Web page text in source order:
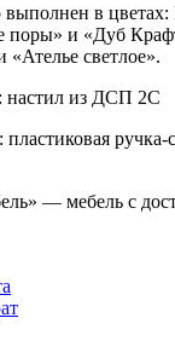
в цветах:
поры» и «Дуб
светлое».
настил из ДСП 2С
ручка-
— мебель с